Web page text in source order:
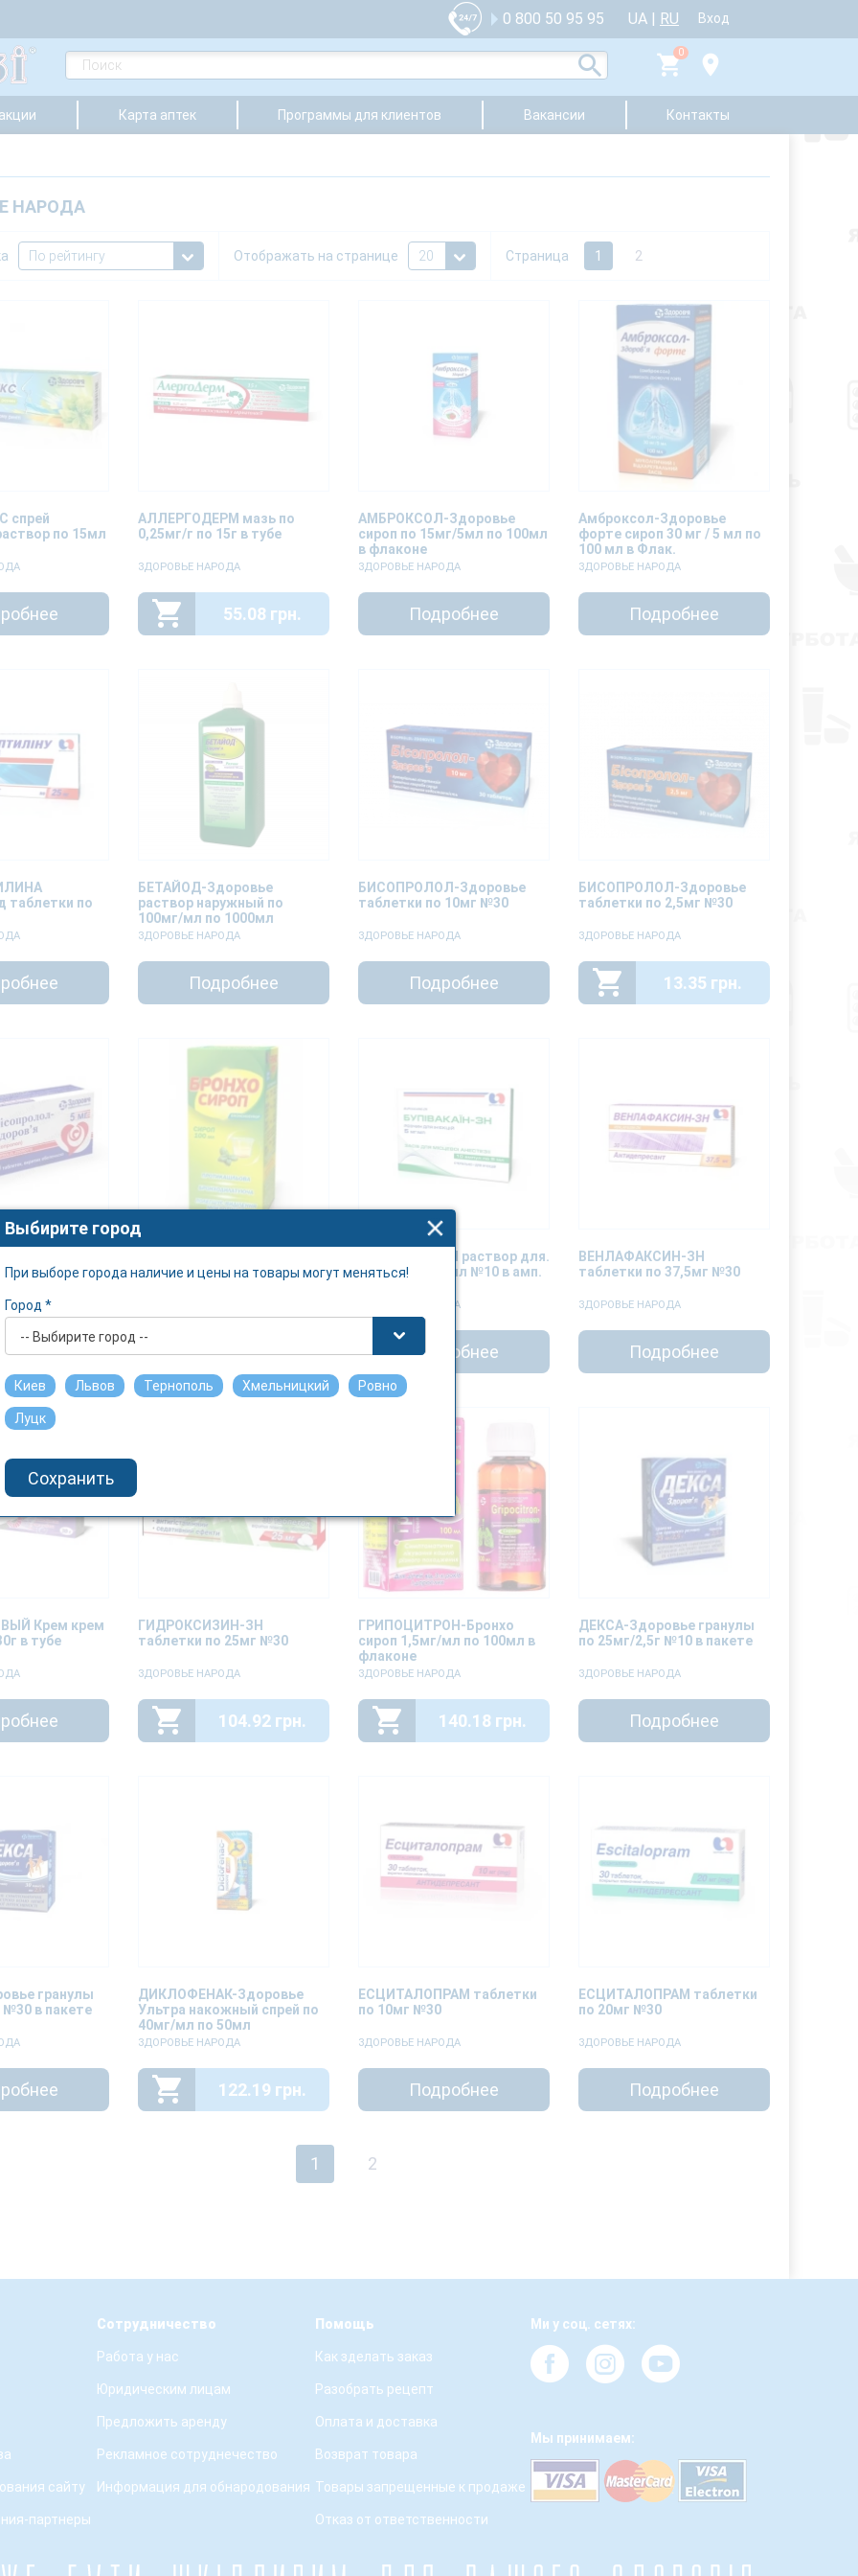
0 800 50 95 95 UA | RU Вход
0
Карта аптек Программы для клиентов Вакансии Контакты
НАРОДА
Отображать на странице Страница 1 2
спрей
по 15мл
АЛЛЕРГОДЕРМ мазь по
0,25мг/г по 15г в тубе
ЗДОРОВЬЕ НАРОДА
55.08 грн.
АМБРОКСОЛ-Здоровье
сироп по 15мг/5мл по 100мл
в флаконе
ЗДОРОВЬЕ НАРОДА
Подробнее
Амброксол-Здоровье
форте сироп 30 мг / 5 мл по
100 мл в Флак.
ЗДОРОВЬЕ НАРОДА
Подробнее
таблетки по
БЕТАЙОД-Здоровье
раствор наружный по
100мг/мл по 1000мл
ЗДОРОВЬЕ НАРОДА
Подробнее
БИСОПРОЛОЛ-Здоровье
таблетки по 10мг №30
ЗДОРОВЬЕ НАРОДА
Подробнее
БИСОПРОЛОЛ-Здоровье
таблетки по 2,5мг №30
ЗДОРОВЬЕ НАРОДА
13.35 грн.
Здоровье
5мг №30
100мл
Подробнее
Бупивакаин-ЗН раствор для.
5 мг / мл по 5 мл №10 в амп.
ЗДОРОВЬЕ НАРОДА
Подробнее
ВЕНЛАФАКСИН-ЗН
таблетки по 37,5мг №30
ЗДОРОВЬЕ НАРОДА
Подробнее
Крем крем
в тубе
ГИДРОКСИЗИН-ЗН
таблетки по 25мг №30
ЗДОРОВЬЕ НАРОДА
104.92 грн.
ГРИПОЦИТРОН-Бронхо
сироп 1,5мг/мл по 100мл в
флаконе
ЗДОРОВЬЕ НАРОДА
140.18 грн.
ДЕКСА-Здоровье гранулы
по 25мг/2,5г №10 в пакете
ЗДОРОВЬЕ НАРОДА
Подробнее
гранулы
№30 в пакете
ДИКЛОФЕНАК-Здоровье
Ультра накожный спрей по
40мг/мл по 50мл
ЗДОРОВЬЕ НАРОДА
122.19 грн.
ЕСЦИТАЛОПРАМ таблетки
по 10мг №30
ЗДОРОВЬЕ НАРОДА
Подробнее
ЕСЦИТАЛОПРАМ таблетки
по 20мг №30
ЗДОРОВЬЕ НАРОДА
Подробнее
1 2
сайту
партнеры
Сотрудничество
Работа у нас
Юридическим лицам
Предложить аренду
Рекламное сотруднечество
Информация для обнародования
Помощь
Как зделать заказ
Разобрать рецепт
Оплата и доставка
Возврат товара
Товары запрещенные к продаже
Отказ от ответственности
Ми у соц. сетях:
Мы принимаем:
Выбирите город
При выборе города наличие и цены на товары могут меняться!
Город *
-- Выбирите город --
Киев Львов Тернополь Хмельницкий Ровно
Луцк
Сохранить